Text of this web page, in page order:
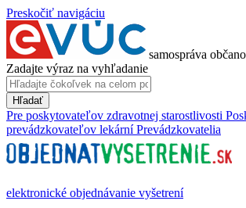
Preskočiť navigáciu
samospráva
Zadajte výraz na vyhľadanie
Hľadať
Pre poskytovateľov zdravotnej starostlivosti
prevádzkovateľov lekární Prevádzkovatelia
elektronické objednávanie vyšetrení